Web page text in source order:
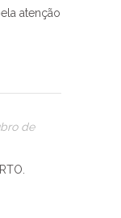
atenção
de